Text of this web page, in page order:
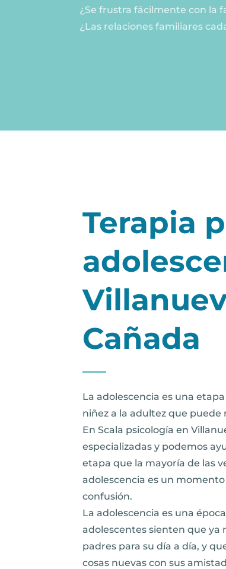
¿Se frustra fácilmente con la
¿Las relaciones familiares
Terapia
Cañada
La adolescencia es una
niñez a la adultez que
En Scala psicología en
especializadas y podemos
etapa que la mayoría de las
adolescencia es un
confusión.
La adolescencia es una
adolescentes sienten que ya
padres para su día a día, y
cosas nuevas con sus